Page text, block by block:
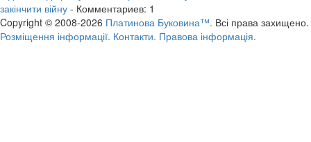
закінчити війну - Комментариев: 1
Copyright © 2008-2026 Платинова Буковина™. Всі права захищено.
Розміщення інформації. Контакти. Правова інформація.